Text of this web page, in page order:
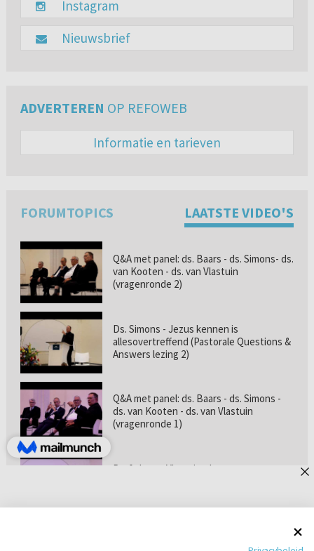
Instagram
Nieuwsbrief
ADVERTEREN OP REFOWEB
Informatie en tarieven
FORUMTOPICS LAATSTE VIDEO'S
Q&A met panel: ds. Baars - ds. Simons- ds.
van Kooten - ds. van Vlastuin
(vragenronde 2)
Ds. Simons - Jezus kennen is
allesovertreffend (Pastorale Questions &
Answers lezing 2)
Q&A met panel: ds. Baars - ds. Simons -
ds. van Kooten - ds. van Vlastuin
(vragenronde 1)
Prof. dr. van Vlastuin - Is